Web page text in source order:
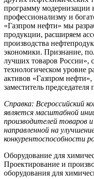
программу
профессионализму и
«Газпром нефти» мы
продукции, расширяем
производства
экономики. Признание,
лучших товаров России»,
технологическом уровне
активов «Газпром
заместитель
Справка: Всероссийский
является масштабной
производителей товаров
направленной на
конкурентоспособности
Оборудование для
Проектирование и
оборудования для